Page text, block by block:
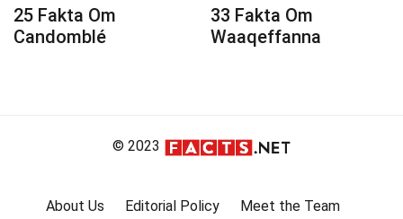
25 Fakta Om
Candomblé
33 Fakta Om
Waaqeffanna
© 2023
About Us Editorial Policy
Meet the Team